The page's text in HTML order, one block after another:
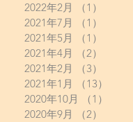
2022年2月
（1）
2021年7月
（1）
2021年5月
（1）
2021年4月
（2）
2021年2月
（3）
2021年1月
（13）
2020年10月
（1）
2020年9月
（2）